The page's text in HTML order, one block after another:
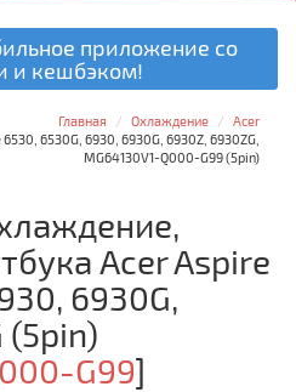
приложение со
и кешбэком!
Главная Охлаждение
Acer
6530G, 6930, 6930G, 6930Z, 6930ZG,
MG64130V1-Q000-G99 (5pin)
Acer Aspire
6930G,
(5pin)
G99]